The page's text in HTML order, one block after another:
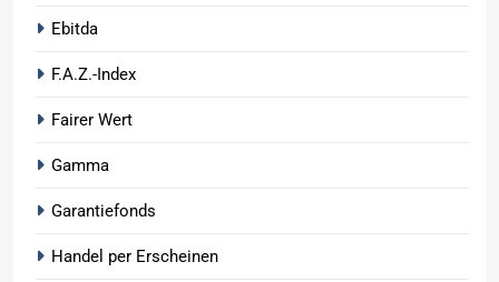
Ebitda
F.A.Z.-Index
Fairer Wert
Gamma
Garantiefonds
Handel per Erscheinen